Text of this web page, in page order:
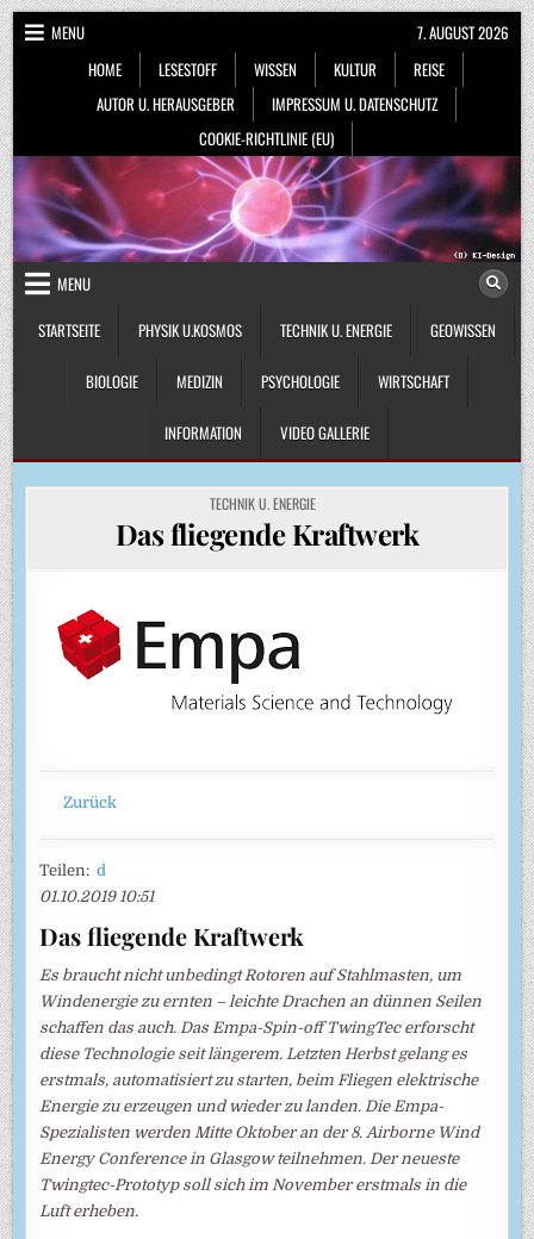
Skip
to
content
MENU
HOME
LESESTOFF WISSEN KULTUR
REISE
AUTOR U. HERAUSGEBER
IMPRESSUM U. DATENSCHUTZ
COOKIE-RICHTLINIE (EU)
7. AUGUST 2026
MENU
STARTSEITE
PHYSIK U.KOSMOS TECHNIK U. ENERGIE GEOWISSEN
BIOLOGIE MEDIZIN PSYCHOLOGIE WIRTSCHAFT
INFORMATION VIDEO GALLERIE
POSTED
IN
TECHNIK U. ENERGIE
Das fliegende Kraftwerk
Zurück
Teilen:d
01.10.2019 10:51
Das fliegende Kraftwerk
Es braucht nicht unbedingt Rotoren auf Stahlmasten, um
Windenergie zu ernten – leichte Drachen an dünnen Seilen
schaffen das auch. Das Empa-Spin-off TwingTec erforscht
diese Technologie seit längerem. Letzten Herbst gelang es
erstmals, automatisiert zu starten, beim Fliegen elektrische
Energie zu erzeugen und wieder zu landen. Die Empa-
Spezialisten werden Mitte Oktober an der 8. Airborne Wind
Energy Conference in Glasgow teilnehmen. Der neueste
Twingtec-Prototyp soll sich im November erstmals in die
Luft erheben.